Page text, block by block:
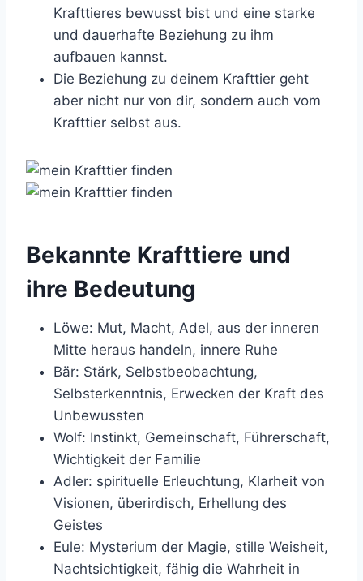
Krafttieres bewusst bist und eine starke
und dauerhafte Beziehung zu ihm
aufbauen kannst.
Die Beziehung zu deinem Krafttier geht
aber nicht nur von dir, sondern auch vom
Krafttier selbst aus.
Bekannte Krafttiere und
ihre Bedeutung
Löwe: Mut, Macht, Adel, aus der inneren
Mitte heraus handeln, innere Ruhe
Bär: Stärk, Selbstbeobachtung,
Selbsterkenntnis, Erwecken der Kraft des
Unbewussten
Wolf: Instinkt, Gemeinschaft, Führerschaft,
Wichtigkeit der Familie
Adler: spirituelle Erleuchtung, Klarheit von
Visionen, überirdisch, Erhellung des
Geistes
Eule: Mysterium der Magie, stille Weisheit,
Nachtsichtigkeit, fähig die Wahrheit in